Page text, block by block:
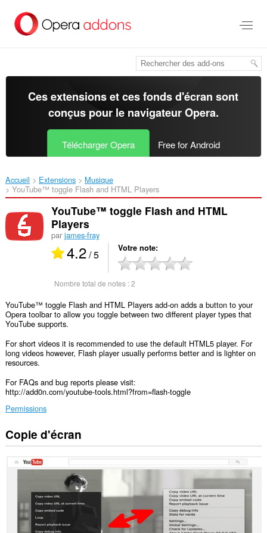
contenu
Ces extensions et ces fonds d'écran sont
conçus pour le navigateur Opera.
Télécharger Opera Free for Android
Accueil Extensions
Musique
YouTube™ toggle Flash and HTML Players‎
YouTube™ toggle Flash and HTML
Players
par james-fray
4.2/ 5 Votre note
Nombre total de notes :2
YouTube™ toggle Flash and HTML Players add-on adds a button to your
Opera toolbar to allow you toggle between two different player types that
YouTube supports.
For short videos it is recommended to use the default HTML5 player. For
long videos however, Flash player usually performs better and is lighter on
resources.
For FAQs and bug reports please visit:
http://add0n.com/youtube-tools.html?from=flash-toggle
Permissions
Cette
extension
accéder
activités
Copie d'écran